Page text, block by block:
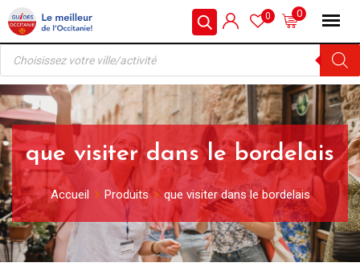
Skip
to
content
0
0
Recherche
produits
que visiter dans le bordelais
Accueil Produits que visiter dans le bordelais